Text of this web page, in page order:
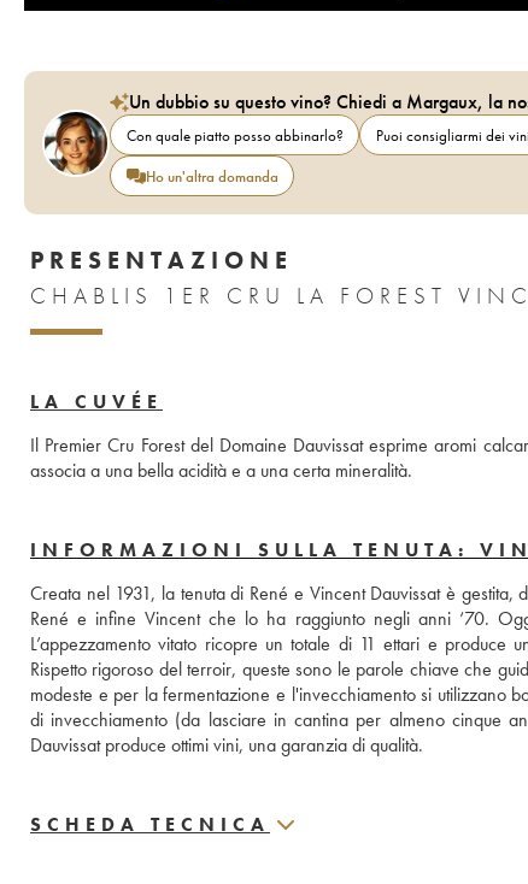
Un dubbio su questo vino? Chiedi a Margaux, la
Con quale piatto posso abbinarlo? Puoi consigliarmi dei
Ho un'altra domanda
PRESENTAZIONE
CHABLIS 1ER CRU LA FOREST
LA CUVÉE
Il Premier Cru Forest del Domaine Dauvissat esprime aromi
associa a una bella acidità e a una certa mineralità.
INFORMAZIONI SULLA TENUTA:
Creata nel 1931, la tenuta di René e Vincent Dauvissat è
René e infine Vincent che lo ha raggiunto negli anni ‘70.
L’appezzamento vitato ricopre un totale di 11 ettari e
Rispetto rigoroso del terroir, queste sono le parole chiave che
modeste e per la fermentazione e l'invecchiamento si utilizzano
di invecchiamento (da lasciare in cantina per almeno cinque
Dauvissat produce ottimi vini, una garanzia di qualità.
SCHEDA TECNICA